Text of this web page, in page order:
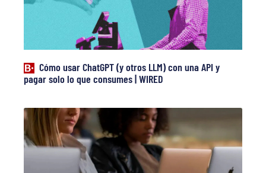
Cómo usar ChatGPT (y otros LLM) con una API y
pagar solo lo que consumes | WIRED